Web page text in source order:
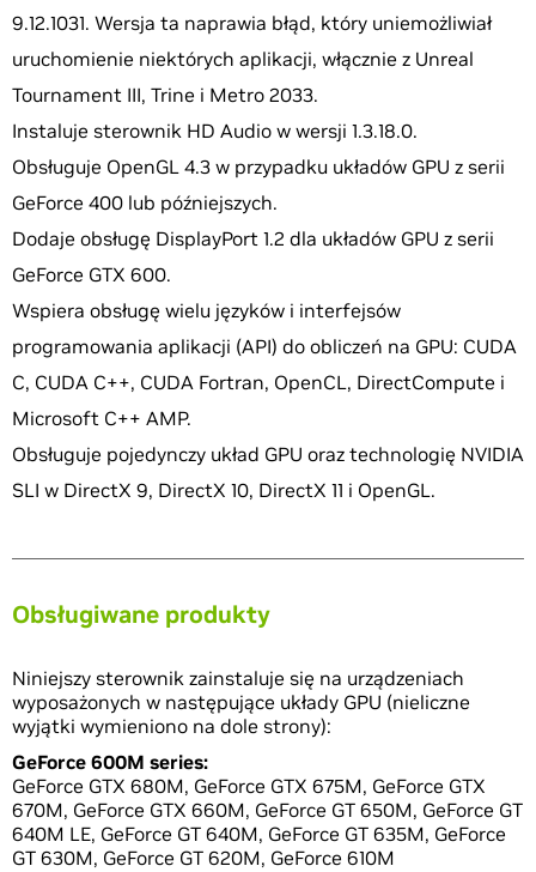
9.12.1031. Wersja ta naprawia błąd, który uniemożliwiał
uruchomienie niektórych aplikacji, włącznie z Unreal
Tournament III, Trine i Metro 2033.
Instaluje sterownik HD Audio w wersji 1.3.18.0.
Obsługuje OpenGL 4.3 w przypadku układów GPU z serii
GeForce 400 lub późniejszych.
Dodaje obsługę DisplayPort 1.2 dla układów GPU z serii
GeForce GTX 600.
Wspiera obsługę wielu języków i interfejsów
programowania aplikacji (API) do obliczeń na GPU: CUDA
C, CUDA C++, CUDA Fortran, OpenCL, DirectCompute i
Microsoft C++ AMP.
Obsługuje pojedynczy układ GPU oraz technologię NVIDIA
SLI w DirectX 9, DirectX 10, DirectX 11 i OpenGL.
Obsługiwane produkty
Niniejszy sterownik zainstaluje się na urządzeniach
wyposażonych w następujące układy GPU (nieliczne
wyjątki wymieniono na dole strony):
GeForce 600M series:
GeForce GTX 680M, GeForce GTX 675M, GeForce GTX
670M, GeForce GTX 660M, GeForce GT 650M, GeForce GT
640M LE, GeForce GT 640M, GeForce GT 635M, GeForce
GT 630M, GeForce GT 620M, GeForce 610M